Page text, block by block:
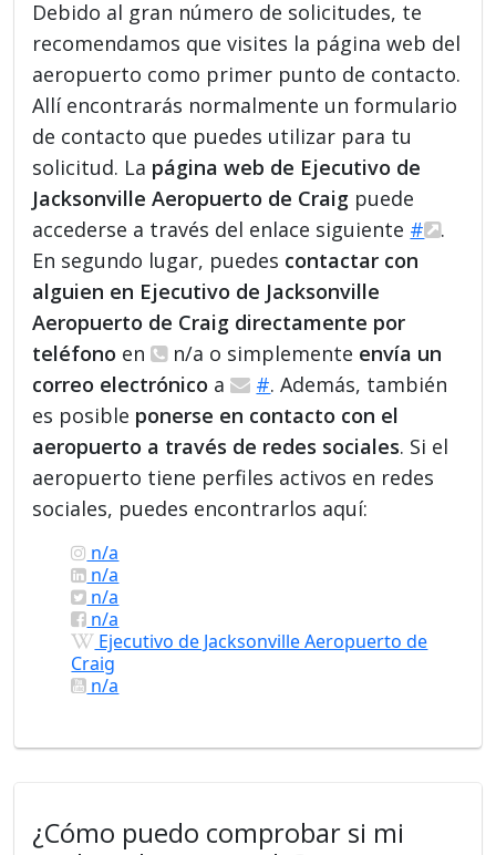
Debido al gran número de solicitudes, te
recomendamos que visites la página web del
aeropuerto como primer punto de contacto.
Allí encontrarás normalmente un formulario
de contacto que puedes utilizar para tu
solicitud. La página web de Ejecutivo de
Jacksonville Aeropuerto de Craig puede
accederse a través del enlace siguiente #
.
En segundo lugar, puedes contactar con
alguien en Ejecutivo de Jacksonville
Aeropuerto de Craig directamente por
teléfono en n/a o simplemente envía un
correo electrónico a #. Además, también
es posible ponerse en contacto con el
aeropuerto a través de redes sociales. Si el
aeropuerto tiene perfiles activos en redes
sociales, puedes encontrarlos aquí:
n/a
n/a
n/a
n/a
Ejecutivo de Jacksonville Aeropuerto de
Craig
n/a
¿Cómo puedo comprobar si mi